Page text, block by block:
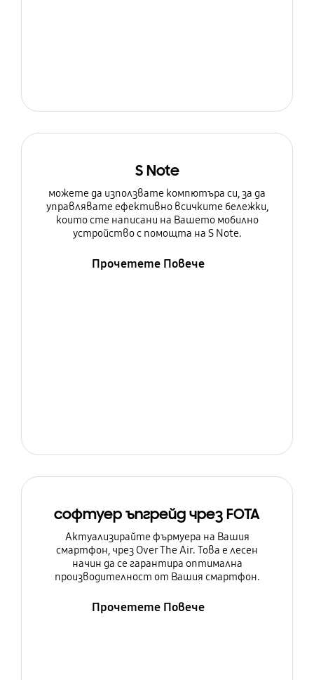
S Note
можете да използвате компютъра си, за да
управлявате ефективно всичките бележки,
които сте написани на Вашето мобилно
устройство с помощта на S Note.
Прочетете Повече
софтуер ъпгрейд чрез FOTA
Актуализирайте фърмуера на Вашия
смартфон, чрез Over The Air. Това е лесен
начин да се гарантира оптимална
производителност от Вашия смартфон.
Прочетете Повече